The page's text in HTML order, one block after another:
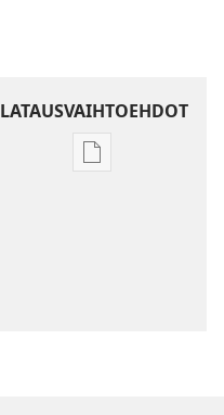
LATAUSVAIHTOEHDOT
Julkaisujen